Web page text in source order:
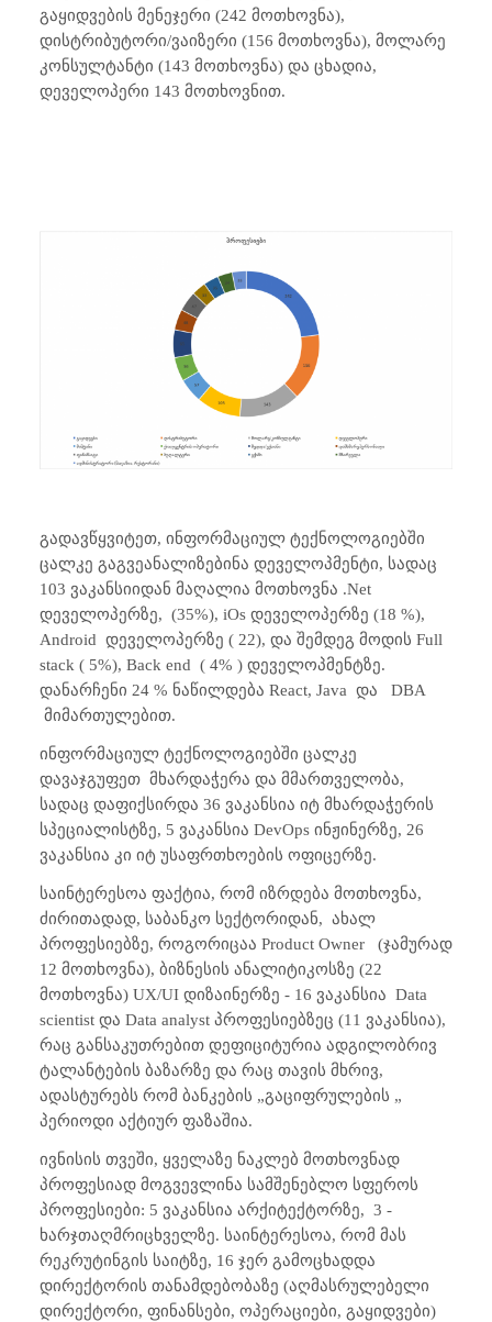
გაყიდვების მენეჯერი (242 მოთხოვნა),
დისტრიბუტორი/ვაიზერი (156 მოთხოვნა), მოლარე
კონსულტანტი (143 მოთხოვნა) და ცხადია,
დეველოპერი 143 მოთხოვნით.
გადავწყვიტეთ, ინფორმაციულ ტექნოლოგიებში
ცალკე გაგვეანალიზებინა დეველოპმენტი, სადაც
103 ვაკანსიიდან მაღალია მოთხოვნა .Net
დეველოპერზე, (35%), iOs დეველოპერზე (18 %),
Android დეველოპერზე ( 22), და შემდეგ მოდის Full
stack ( 5%), Back end ( 4% ) დეველოპმენტზე.
დანარჩენი 24 % ნაწილდება React, Java და
DBA
მიმართულებით.
ინფორმაციულ ტექნოლოგიებში ცალკე
დავაჯგუფეთ მხარდაჭერა და მმართველობა,
სადაც დაფიქსირდა 36 ვაკანსია იტ მხარდაჭერის
სპეციალისტზე, 5 ვაკანსია DevOps ინჟინერზე, 26
ვაკანსია კი იტ უსაფრთხოების ოფიცერზე.
საინტერესოა ფაქტია, რომ იზრდება მოთხოვნა,
ძირითადად, საბანკო სექტორიდან, ახალ
პროფესიებზე, როგორიცაა Product Owner
(ჯამურად
12 მოთხოვნა), ბიზნესის ანალიტიკოსზე (22
მოთხოვნა) UX/UI დიზაინერზე - 16 ვაკანსია Data
scientist და Data analyst პროფესიებზეც (11 ვაკანსია),
რაც განსაკუთრებით დეფიციტურია ადგილობრივ
ტალანტების ბაზარზე და რაც თავის მხრივ,
ადასტურებს რომ ბანკების „გაციფრულების „
პერიოდი აქტიურ ფაზაშია.
ივნისის თვეში, ყველაზე ნაკლებ მოთხოვნად
პროფესიად მოგვევლინა სამშენებლო სფეროს
პროფესიები: 5 ვაკანსია არქიტექტორზე, 3 -
ხარჯთაღმრიცხველზე. საინტერესოა, რომ მას
რეკრუტინგის საიტზე, 16 ჯერ გამოცხადდა
დირექტორის თანამდებობაზე (აღმასრულებელი
დირექტორი, ფინანსები, ოპერაციები, გაყიდვები)